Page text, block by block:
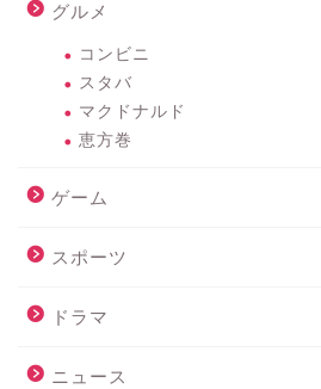
グルメ
コンビニ
スタバ
マクドナルド
恵方巻
ゲーム
スポーツ
ドラマ
ニュース